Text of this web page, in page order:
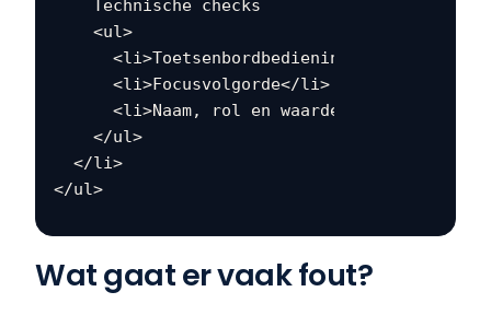
    Technische checks
    <ul>
      <li>Toetsenbordbediening</li>
      <li>Focusvolgorde</li>
      <li>Naam, rol en waarde</li>
    </ul>
  </li>
Wat gaat er vaak fout?